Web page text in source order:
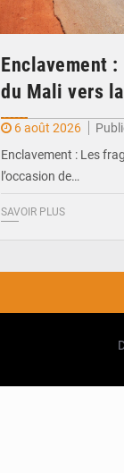
Enclavement
du Mali vers
6 août 2026
Enclavement : Les
l’occasion de…
SAVOIR PLUS